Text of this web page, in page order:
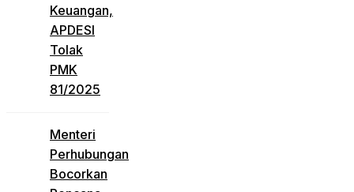
Keuangan,
APDESI
Tolak
PMK
81/2025
Menteri
Perhubungan
Bocorkan